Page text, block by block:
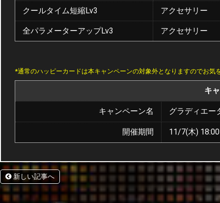
クールタイム短縮Lv3 アクセサリー
全パラメーターアップLv3 アクセサリー
*通常のハッピーカードは本キャンペーンの対象外となりますのでお気
キ
キャンペーン名 グラディエー
開催期間 11/7(木)
新しい記事へ